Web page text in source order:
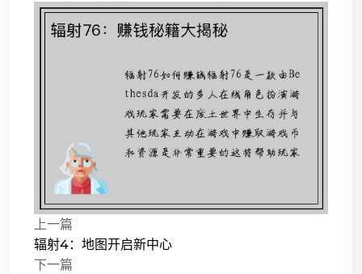
上一篇
辐射4：地图开启新中心
下一篇